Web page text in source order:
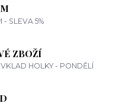
- SLEVA 5%
ZBOŽÍ
HOLKY - PONDĚLÍ